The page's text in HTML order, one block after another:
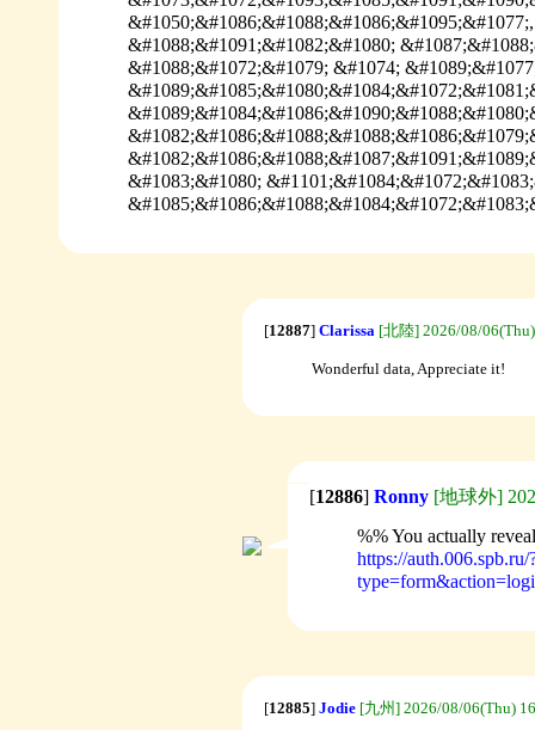
&#1088;&#1091;&#1082;&#1080;
&#1088;&#1072;&#1079; &#1074;
&#1083;&#1080;
[12887] Clarissa [北陸] 2026/08/
Wonderful data, Appreciate it!
[12886] Ronny [地球外]
%% You actually
https://auth.006.spb.ru/
[12885] Jodie [九州] 2026/08/06(Thu)